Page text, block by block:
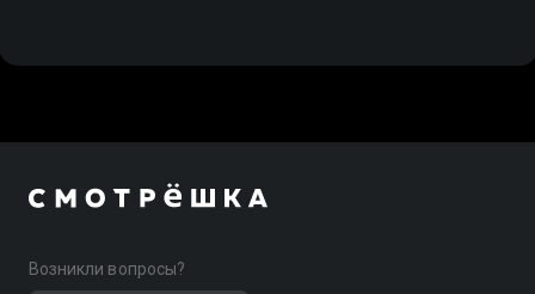
Возникли вопросы?